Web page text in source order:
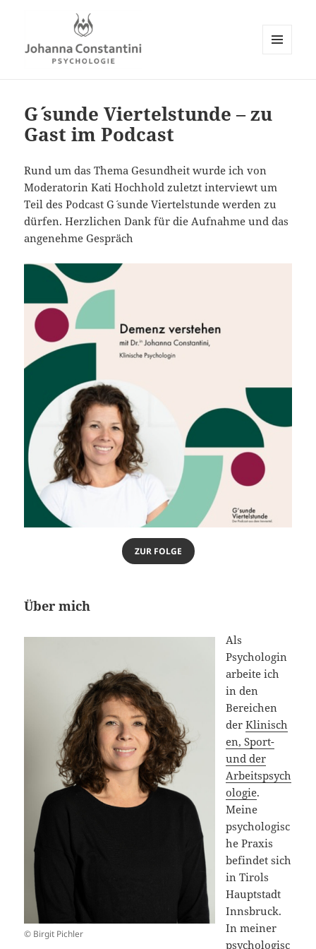
G´´ sunde Viertelstunde – zu
Gast im Podcast
Rund um das Thema Gesundheit wurde ich von
Moderatorin Kati Hochhold zuletzt interviewt um
Teil des Podcast G´ sunde Viertelstunde werden zu
dürfen. Herzlichen Dank für die Aufnahme und das
angenehme Gespräch
ZUR FOLGE
Über mich
© Birgit Pichler
Als
Psychologin
arbeite ich
in den
Bereichen
derKlinisch
en, Sport-
und der
Arbeitspsych
ologie.
Meine
psychologisc
he Praxis
befindet sich
in Tirols
Hauptstadt
Innsbruck.
In meiner
psychologisc